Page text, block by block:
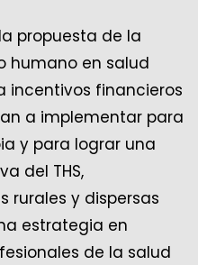
propuesta de la
humano en salud
incentivos financieros
a implementar para
y para lograr una
del THS,
rurales y dispersas
estrategia en
de la salud